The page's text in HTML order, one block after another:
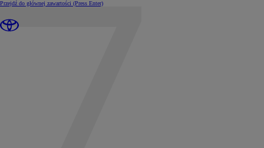
Przejdź do głównej zawartości (Press Enter)